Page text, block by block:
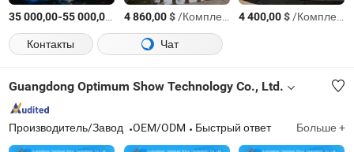
35 000,00-55 000,00 $ /Комплект
4 860,00$/Комплект 4 400,00$/Комплект
Контакты
Чат
Guangdong Optimum Show Technology Co., Ltd.
Производитель/Завод OEM/ODM Быстрый ответ Больше +